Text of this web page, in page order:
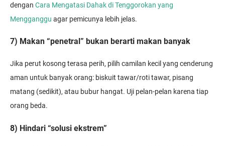
dengan Cara Mengatasi Dahak di Tenggorokan yang
Mengganggu agar pemicunya lebih jelas.
7) Makan “penetral” bukan berarti makan banyak
Jika perut kosong terasa perih, pilih camilan kecil yang cenderung
aman untuk banyak orang: biskuit tawar/roti tawar, pisang
matang (sedikit), atau bubur hangat. Uji pelan-pelan karena tiap
orang beda.
8) Hindari “solusi ekstrem”